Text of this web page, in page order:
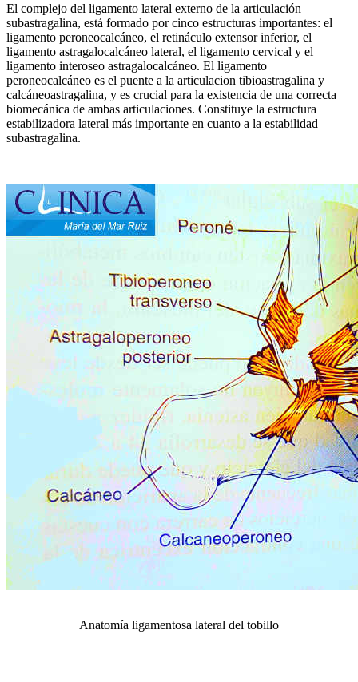
El complejo del ligamento lateral externo de la articulación
subastragalina, está formado por cinco estructuras importantes: el
ligamento peroneocalcáneo, el retináculo extensor inferior, el
ligamento astragalocalcáneo lateral, el ligamento cervical y el
ligamento interoseo astragalocalcáneo. El ligamento
peroneocalcáneo es el puente a la articulacion tibioastragalina y
calcáneoastragalina, y es crucial para la existencia de una correcta
biomecánica de ambas articulaciones. Constituye la estructura
estabilizadora lateral más importante en cuanto a la estabilidad
subastragalina.
Anatomía ligamentosa lateral del tobillo